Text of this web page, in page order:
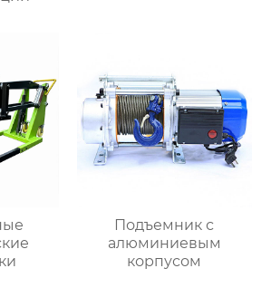
Подъемник с
алюминиевым
корпусом